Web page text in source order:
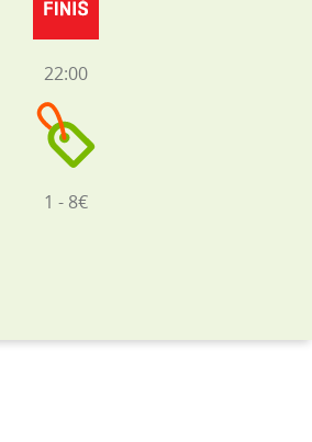
22:00
1 - 8€